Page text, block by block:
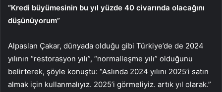
“Kredi büyümesinin bu yıl yüzde 40 civarında olacağını
düşünüyorum”
Alpaslan Çakar, dünyada olduğu gibi Türkiye’de de 2024
yılının “restorasyon yılı”, “normalleşme yılı” olduğunu
belirterek, şöyle konuştu: “Aslında 2024 yılını 2025’i satın
almak için kullanmalıyız. 2025’i görmeliyiz. artık yıl olarak.”